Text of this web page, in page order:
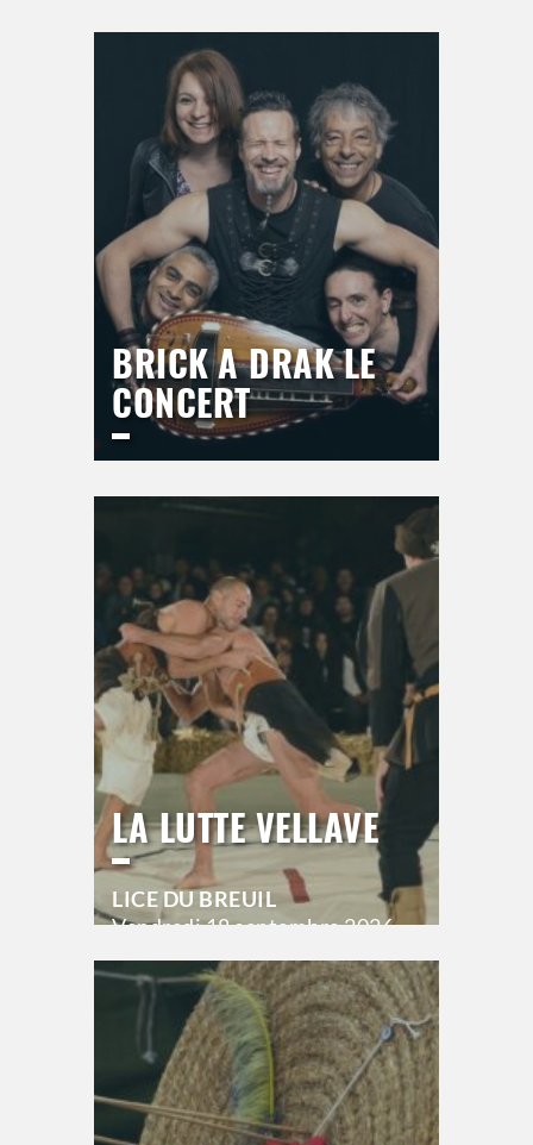
BRICK A DRAK LE
CONCERT
Jeudi17 septembre 2026
>Hors saison
LA LUTTE VELLAVE
LICE DU BREUIL
Vendredi18 septembre 2026
Hors saison